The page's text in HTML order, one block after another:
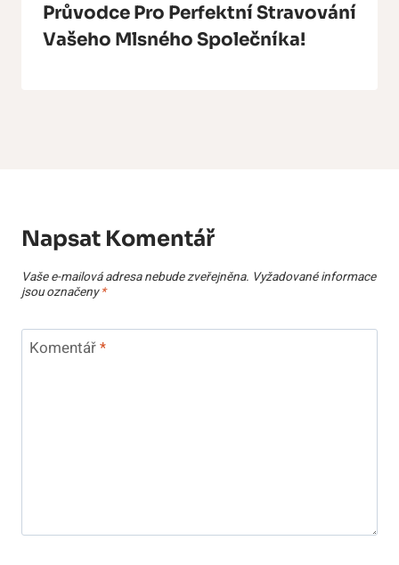
Průvodce Pro Perfektní Stravování
Vašeho Mlsného Společníka!
Napsat Komentář
Vaše e-mailová adresa nebude zveřejněna. Vyžadované informace
jsou označeny*
Komentář*